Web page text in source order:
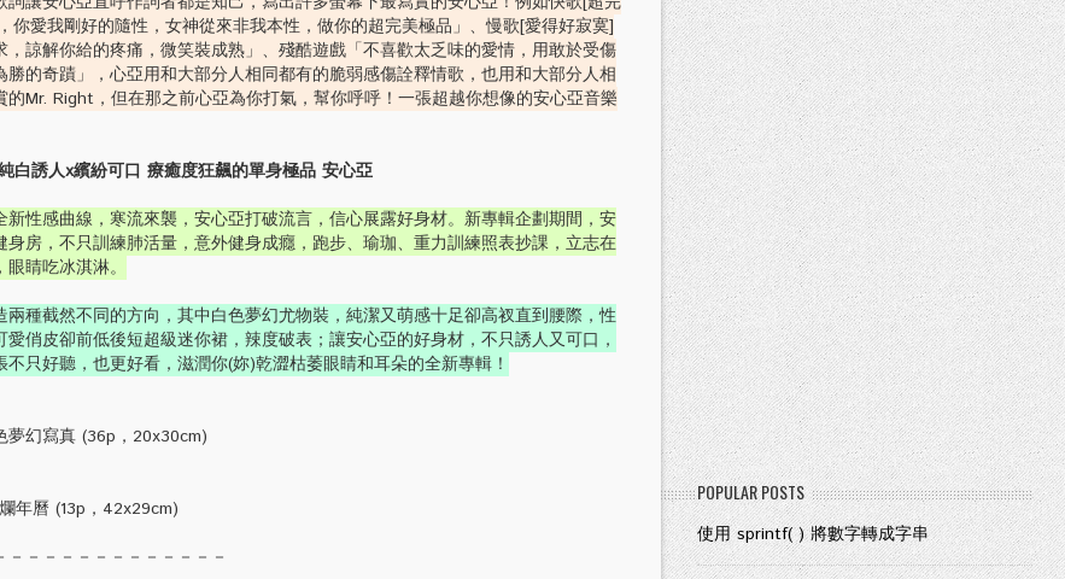
你愛我剛好的隨性，女神從來非我本性，做你的超完美極品」、慢歌[愛得好寂寞]
，諒解你給的疼痛，微笑裝成熟」、殘酷遊戲「不喜歡太乏味的愛情，用敢於受傷
的奇蹟」，心亞用和大部分人相同都有的脆弱感傷詮釋情歌，也用和大部分人相
Mr. Right，但在那之前心亞為你打氣，幫你呼呼！一張超越你想像的安心亞音樂
白誘人x繽紛可口 療癒度狂飆的單身極品 安心亞
性感曲線，寒流來襲，安心亞打破流言，信心展露好身材。新專輯企劃期間，安
房，不只訓練肺活量，意外健身成癮，跑步、瑜珈、重力訓練照表抄課，立志在
睛吃冰淇淋。
種截然不同的方向，其中白色夢幻尤物裝，純潔又萌感十足卻高衩直到腰際，性
俏皮卻前低後短超級迷你裙，辣度破表；讓安心亞的好身材，不只誘人又可口，
只好聽，也更好看，滋潤你(妳)乾澀枯萎眼睛和耳朵的全新專輯！
夢幻寫真 (36p，20x30cm)
年曆 (13p，42x29cm)
－－－－－－－－－－－－
POPULAR POSTS
使用 sprintf( ) 將數字轉成字串